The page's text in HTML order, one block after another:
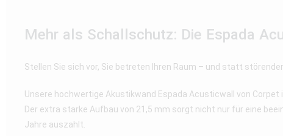
Mehr als Schallschutz: Die Espada
Stellen Sie sich vor, Sie betreten Ihren Raum – und statt
Unsere hochwertige Akustikwand Espada Acusticwall von
Der extra starke Aufbau von 21,5 mm sorgt nicht nur für eine
Jahre auszahlt.